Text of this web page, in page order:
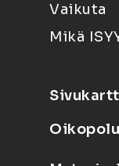
Vaikuta
Mikä